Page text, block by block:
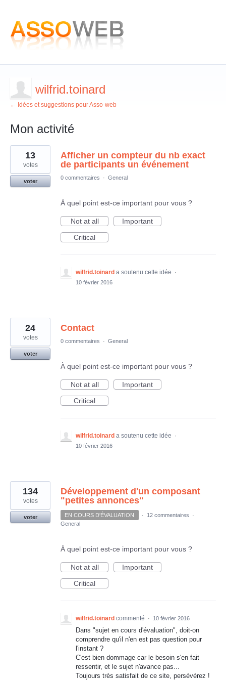
wilfrid.toinard
← Idées et suggestions pour Asso-web
Mon activité
11
résultats
trouvés
Afficher un compteur du nb exact
de participants un événement
13
votes
voter
0 commentaires · General
À quel point est-ce important pour vous ?
Not at all
Important
Critical
wilfrid.toinard a soutenu cette idée ·
10 février 2016
Contact
24
votes
voter
0 commentaires · General
À quel point est-ce important pour vous ?
Not at all
Important
Critical
wilfrid.toinard a soutenu cette idée ·
10 février 2016
Développement d'un composant
"petites annonces"
134
votes
voter EN COURS D'ÉVALUATION · 12 commentaires
·
General
À quel point est-ce important pour vous ?
Not at all
Important
Critical
wilfrid.toinard commenté · 10 février 2016
Dans "sujet en cours d'évaluation", doit-on
comprendre qu'il n'en est pas question pour
l'instant ?
C'est bien dommage car le besoin s'en fait
ressentir, et le sujet n'avance pas...
Toujours très satisfait de ce site, persévérez !